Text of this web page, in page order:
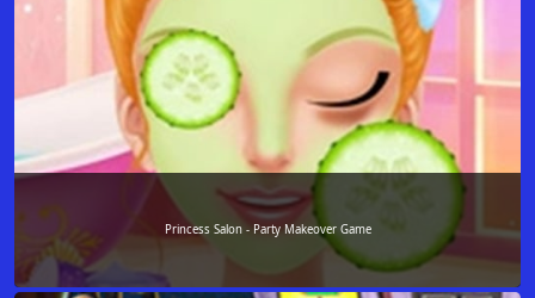
Princess Salon - Party Makeover Game